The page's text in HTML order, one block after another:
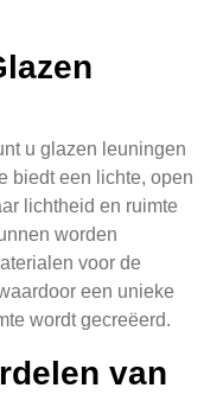
u glazen leuningen
biedt een lichte, open
lichtheid en ruimte
worden
voor de
een unieke
wordt gecreëerd.
van